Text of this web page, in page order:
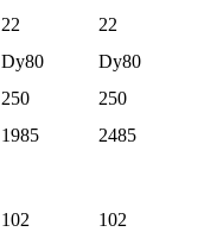
22
22
Dy80
Dy80
250
250
1985
2485
102
102